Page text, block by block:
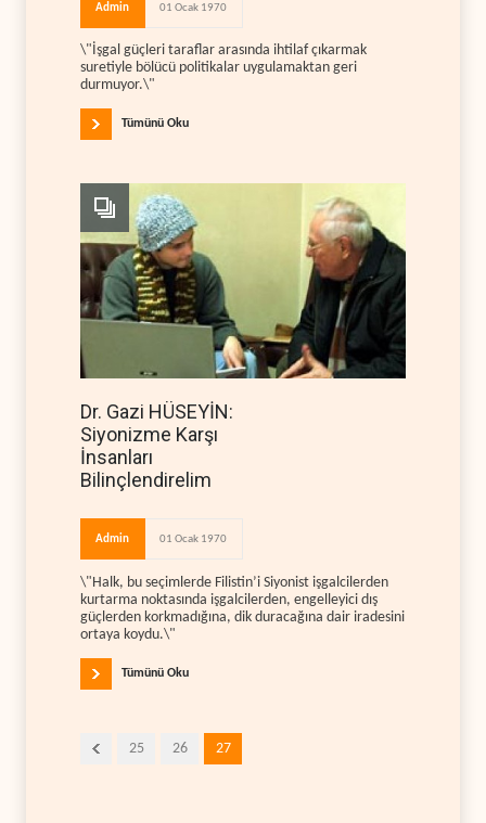
Admin 01 Ocak 1970
\"İşgal güçleri taraflar arasında ihtilaf çıkarmak
suretiyle bölücü politikalar uygulamaktan geri
durmuyor.\"
Tümünü Oku
Dr. Gazi HÜSEYİN:
Siyonizme Karşı
İnsanları
Bilinçlendirelim
Admin 01 Ocak 1970
\"Halk, bu seçimlerde Filistin’i Siyonist işgalcilerden
kurtarma noktasında işgalcilerden, engelleyici dış
güçlerden korkmadığına, dik duracağına dair iradesini
ortaya koydu.\"
Tümünü Oku
25 26 27